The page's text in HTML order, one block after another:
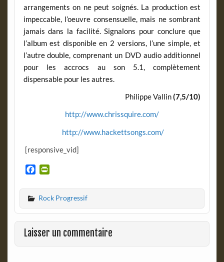
arrangements on ne peut soignés. La production est
impeccable, l’oeuvre consensuelle, mais ne sombrant
jamais dans la facilité. Signalons pour conclure que
l’album est disponible en 2 versions, l’une simple, et
l’autre double, comprenant un DVD audio additionnel
pour les accrocs au son 5.1, complètement
dispensable pour les autres.
Philippe Vallin(7,5/10)
http://www.chrissquire.com/
http://www.hackettsongs.com/
[responsive_vid]
c
e
b
o
o
k
i
n
t
F
r
e
Rock Progressif
Laisser un commentaire